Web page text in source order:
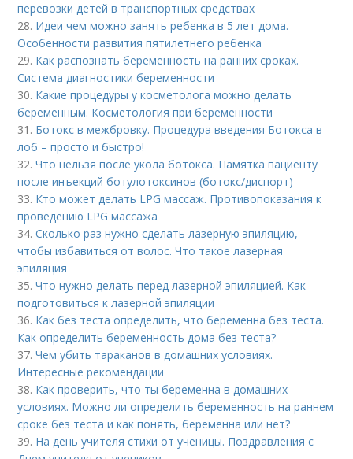
перевозки детей в транспортных средствах
28. Идеи чем можно занять ребенка в 5 лет дома.
Особенности развития пятилетнего ребенка
29. Как распознать беременность на ранних сроках.
Система диагностики беременности
30. Какие процедуры у косметолога можно делать
беременным. Косметология при беременности
31. Ботокс в межбровку. Процедура введения Ботокса в
лоб – просто и быстро!
32.Что нельзя после укола ботокса. Памятка пациенту
после инъекций ботулотоксинов (ботокс/диспорт)
33. Кто может делать LPG массаж. Противопоказания к
проведению LPG массажа
34.Сколько раз нужно сделать лазерную эпиляцию,
чтобы избавиться от волос. Что такое лазерная
эпиляция
35.Что нужно делать перед лазерной эпиляцией. Как
подготовиться к лазерной эпиляции
36. Как без теста определить, что беременна без теста.
Как определить беременность дома без теста?
37.Чем убить тараканов в домашних условиях.
Интересные рекомендации
38. Как проверить, что ты беременна в домашних
условиях. Можно ли определить беременность на раннем
сроке без теста и как понять, беременна или нет?
39. На день учителя стихи от ученицы. Поздравления с